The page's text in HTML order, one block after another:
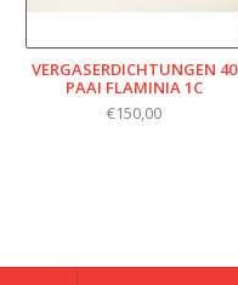
VERGASERDICHTUNGEN 40
PAAI FLAMINIA 1C
€150,00